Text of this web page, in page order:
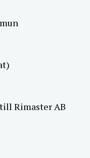
Rimaster AB